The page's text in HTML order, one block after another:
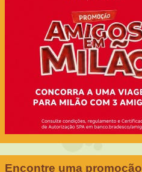
Encontre uma promoção